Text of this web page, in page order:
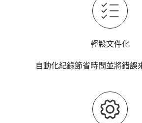
輕鬆文件化
自動化紀錄節省時間並將錯誤